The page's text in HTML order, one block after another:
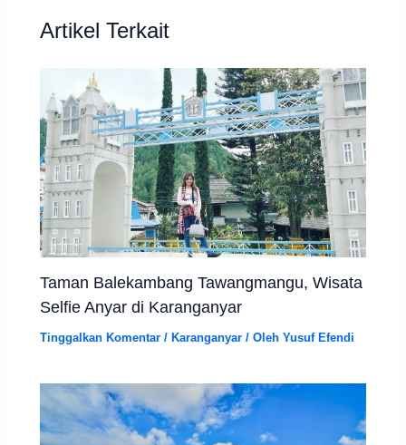
Artikel Terkait
Taman Balekambang Tawangmangu, Wisata
Selfie Anyar di Karanganyar
Tinggalkan Komentar / Karanganyar / OlehYusuf Efendi